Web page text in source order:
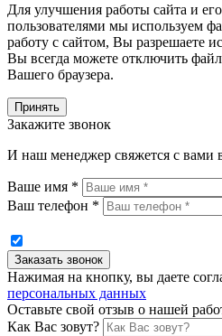
Для улучшения работы сайта и
пользователями мы используем
работу с сайтом, Вы разрешаете
Вы всегда можете отключить
Вашего браузера.
Принять
Закажите звонок
И наш менеджер свяжется с вами
Ваше имя *
Ваш телефон *
Нажимая на кнопку, вы даете
персональных данных
Оставьте свой отзыв о нашей
Как Вас зовут?